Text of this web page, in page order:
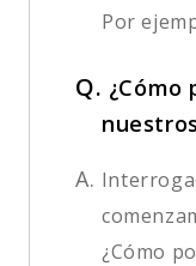
Por
Q. ¿Cómo
A.
¿Cómo